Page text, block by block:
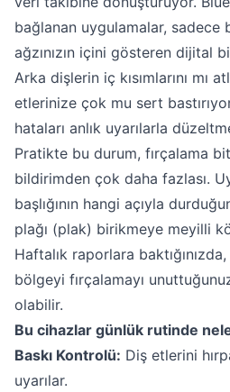
bağlanan uygulamalar, sadece
ağzınızın içini gösteren dijital
Arka dişlerin iç kısımlarını mı
etlerinize çok mu sert
hataları anlık uyarılarla
Pratikte bu durum, fırçalama
bildirimden çok daha fazlası.
başlığının hangi açıyla
plağı (plak) birikmeye meyilli
Haftalık raporlara
bölgeyi fırçalamayı
olabilir.
Bu cihazlar günlük rutinde
Baskı Kontrolü: Diş etlerini
uyarılar.